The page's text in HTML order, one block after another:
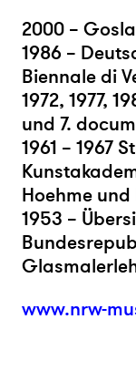
2000 –
1986 –
Biennale di
1972, 1977,
und 7.
1961 – 1967
Hoehme
1953 –
www.nrw-